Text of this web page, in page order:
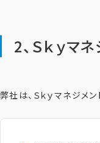
2、Ｓｋｙマ
弊社は、Ｓｋｙマネジメ